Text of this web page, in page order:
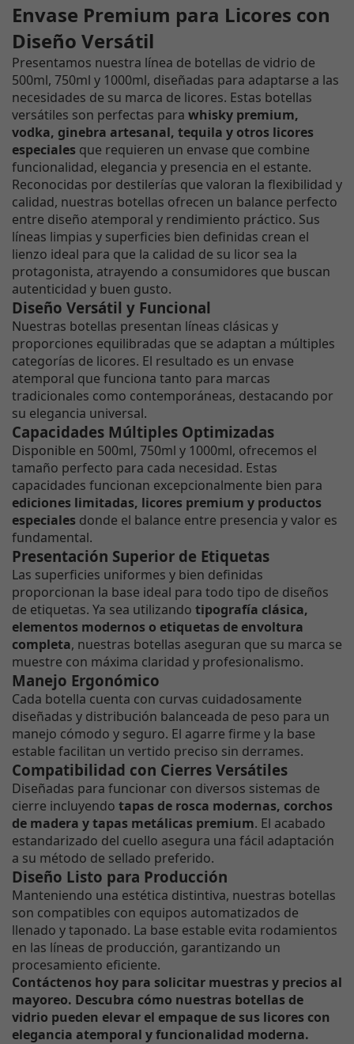
Envase Premium para Licores con
Diseño Versátil
Presentamos nuestra línea de botellas de vidrio de
500ml, 750ml y 1000ml, diseñadas para adaptarse a las
necesidades de su marca de licores. Estas botellas
versátiles son perfectas para whisky premium,
vodka, ginebra artesanal, tequila y otros licores
especiales que requieren un envase que combine
funcionalidad, elegancia y presencia en el estante.
Reconocidas por destilerías que valoran la flexibilidad y
calidad, nuestras botellas ofrecen un balance perfecto
entre diseño atemporal y rendimiento práctico. Sus
líneas limpias y superficies bien definidas crean el
lienzo ideal para que la calidad de su licor sea la
protagonista, atrayendo a consumidores que buscan
autenticidad y buen gusto.
Diseño Versátil y Funcional
Nuestras botellas presentan líneas clásicas y
proporciones equilibradas que se adaptan a múltiples
categorías de licores. El resultado es un envase
atemporal que funciona tanto para marcas
tradicionales como contemporáneas, destacando por
su elegancia universal.
Capacidades Múltiples Optimizadas
Disponible en 500ml, 750ml y 1000ml, ofrecemos el
tamaño perfecto para cada necesidad. Estas
capacidades funcionan excepcionalmente bien para
ediciones limitadas, licores premium y productos
especiales donde el balance entre presencia y valor es
fundamental.
Presentación Superior de Etiquetas
Las superficies uniformes y bien definidas
proporcionan la base ideal para todo tipo de diseños
de etiquetas. Ya sea utilizando tipografía clásica,
elementos modernos o etiquetas de envoltura
completa, nuestras botellas aseguran que su marca se
muestre con máxima claridad y profesionalismo.
Manejo Ergonómico
Cada botella cuenta con curvas cuidadosamente
diseñadas y distribución balanceada de peso para un
manejo cómodo y seguro. El agarre firme y la base
estable facilitan un vertido preciso sin derrames.
Compatibilidad con Cierres Versátiles
Diseñadas para funcionar con diversos sistemas de
cierre incluyendo tapas de rosca modernas, corchos
de madera y tapas metálicas premium. El acabado
estandarizado del cuello asegura una fácil adaptación
a su método de sellado preferido.
Diseño Listo para Producción
Manteniendo una estética distintiva, nuestras botellas
son compatibles con equipos automatizados de
llenado y taponado. La base estable evita rodamientos
en las líneas de producción, garantizando un
procesamiento eficiente.
Contáctenos hoy para solicitar muestras y precios al
mayoreo. Descubra cómo nuestras botellas de
vidrio pueden elevar el empaque de sus licores con
elegancia atemporal y funcionalidad moderna.